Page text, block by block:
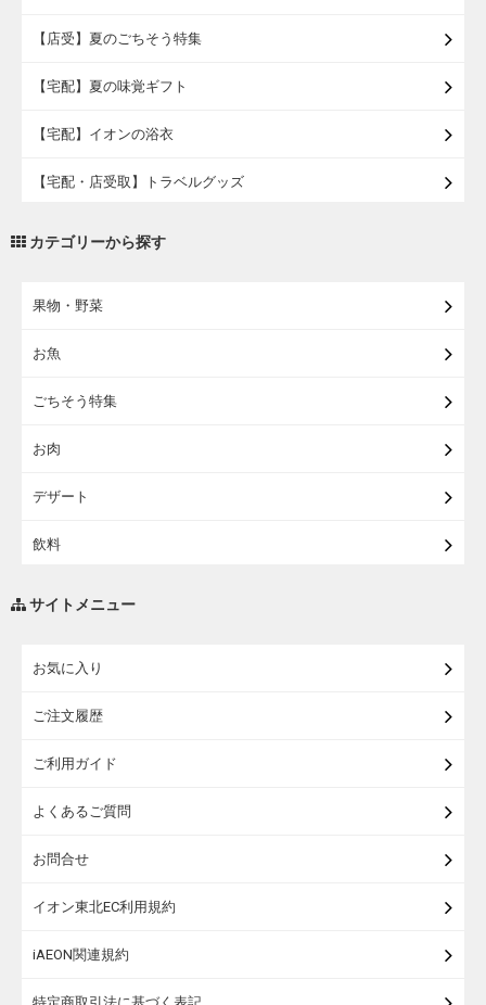
【店受】夏のごちそう特集
【宅配】夏の味覚ギフト
【宅配】イオンの浴衣
【宅配・店受取】トラベルグッズ
カテゴリーから探す
果物・野菜
お魚
ごちそう特集
お肉
デザート
飲料
サイトメニュー
お気に入り
ご注文履歴
ご利用ガイド
よくあるご質問
お問合せ
イオン東北EC利用規約
iAEON関連規約